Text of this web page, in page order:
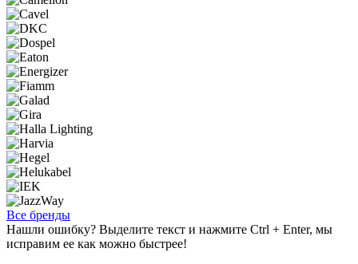
Все бренды
Нашли ошибку? Выделите текст и нажмите Ctrl + Enter, мы
исправим ее как можно быстрее!